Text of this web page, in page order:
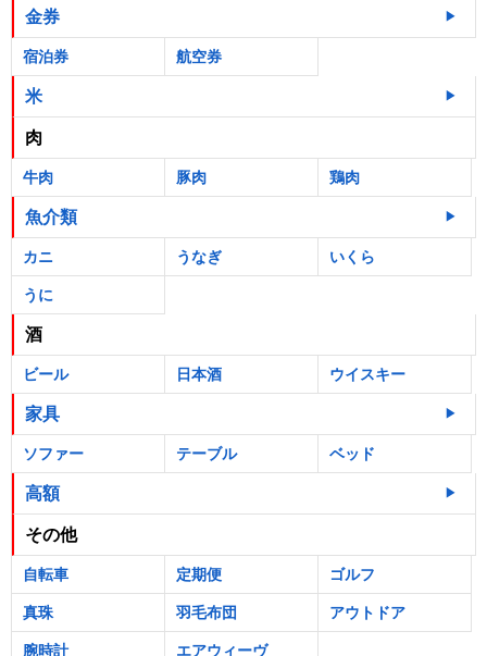
金券
宿泊券 航空券
米
肉
牛肉 豚肉 鶏肉
魚介類
カニ うなぎ いくら
うに
酒
ビール 日本酒 ウイスキー
家具
ソファー テーブル ベッド
高額
その他
自転車 定期便 ゴルフ
真珠 羽毛布団 アウトドア
腕時計 エアウィーヴ